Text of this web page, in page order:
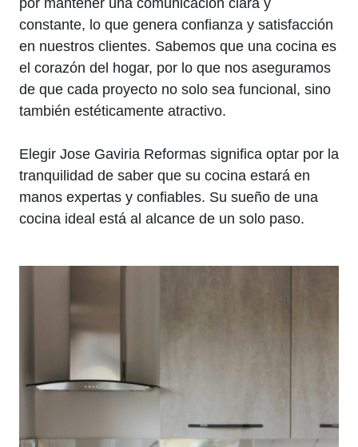
por mantener una comunicación clara y
constante, lo que genera confianza y satisfacción
en nuestros clientes. Sabemos que una cocina es
el corazón del hogar, por lo que nos aseguramos
de que cada proyecto no solo sea funcional, sino
también estéticamente atractivo.
Elegir Jose Gaviria Reformas significa optar por la
tranquilidad de saber que su cocina estará en
manos expertas y confiables. Su sueño de una
cocina ideal está al alcance de un solo paso.